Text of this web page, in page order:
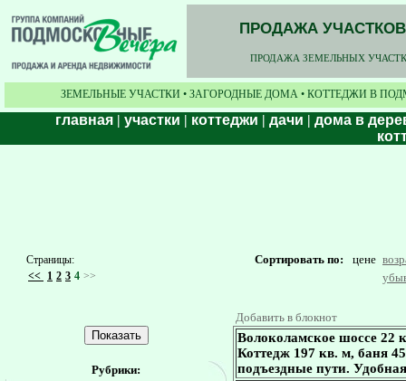
ПРОДАЖА
ПРОДАЖА ЗЕМЕЛЬНЫХ
ЗЕМЕЛЬНЫЕ УЧАСТКИ • ЗАГОРОДНЫЕ ДОМА • КОТТЕДЖИ В
главная | участки | коттеджи | дачи | дома в
Страницы:
<< 1 2 3 4 >>
Сортировать по: цене
Рубрики:
Добавить в блокнот
Волоколамское шоссе 22
Коттедж 197 кв. м, баня
подъездные пути.